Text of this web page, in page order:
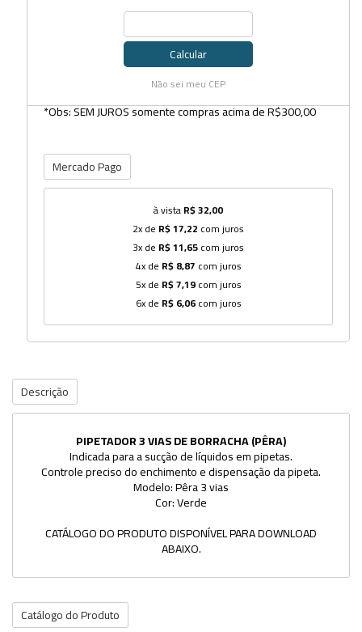
Calcular
Não sei meu CEP
*Obs: SEM JUROS somente compras acima de R$300,00
Mercado Pago
à vistaR$ 32,00
2x de R$ 17,22 com juros
3x de R$ 11,65com juros
4x de R$ 8,87 com juros
5x de R$ 7,19com juros
6x de R$ 6,06com juros
Descrição
PIPETADOR 3 VIAS DE BORRACHA (PÊRA)
Indicada para a sucção de líquidos em pipetas.
Controle preciso do enchimento e dispensação da pipeta.
Modelo: Pêra 3 vias
Cor: Verde
CATÁLOGO DO PRODUTO DISPONÍVEL PARA DOWNLOAD
ABAIXO.
Catálogo do Produto